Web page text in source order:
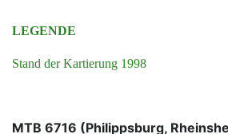
LEGENDE
Stand der Kartierung 1998
MTB 6716 (Philippsburg,